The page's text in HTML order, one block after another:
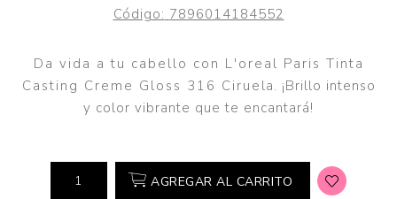
Código: 7896014184552
Da vida a tu cabello con L'oreal Paris Tinta
Casting Creme Gloss 316 Ciruela. ¡Brillo intenso
y color vibrante que te encantará!
AGREGAR AL CARRITO